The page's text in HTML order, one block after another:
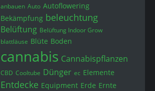
anbauen Auto Autoflowering
Bekämpfung beleuchtung
Belüftung Belüftung Indoor Grow
blattläuse Blüte Boden
cannabis Cannabispflanzen
CBD Cooltube Dünger ec Elemente
Entdecke Equipment Erde Ernte